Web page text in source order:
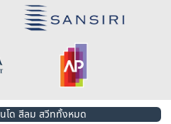
นโด สีลม สวีททั้งหมด